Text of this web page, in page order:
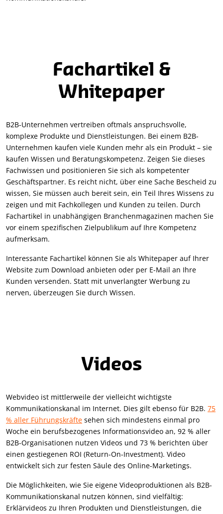
Fachartikel &
Whitepaper
B2B-Unternehmen vertreiben oftmals anspruchsvolle,
komplexe Produkte und Dienstleistungen. Bei einem B2B-
Unternehmen kaufen viele Kunden mehr als ein Produkt – sie
kaufen Wissen und Beratungskompetenz. Zeigen Sie dieses
Fachwissen und positionieren Sie sich als kompetenter
Geschäftspartner. Es reicht nicht, über eine Sache Bescheid zu
wissen, Sie müssen auch bereit sein, ein Teil Ihres Wissens zu
zeigen und mit Fachkollegen und Kunden zu teilen. Durch
Fachartikel in unabhängigen Branchenmagazinen machen Sie
vor einem spezifischen Zielpublikum auf Ihre Kompetenz
aufmerksam.
Interessante Fachartikel können Sie als Whitepaper auf Ihrer
Website zum Download anbieten oder per E-Mail an Ihre
Kunden versenden. Statt mit unverlangter Werbung zu
nerven, überzeugen Sie durch Wissen.
Videos
Webvideo ist mittlerweile der vielleicht wichtigste
Kommunikationskanal im Internet. Dies gilt ebenso für B2B. 75
% aller Führungskräfte sehen sich mindestens einmal pro
Woche ein berufsbezogenes Informationsvideo an, 92 % aller
B2B-Organisationen nutzen Videos und 73 % berichten über
einen gestiegenen ROI (Return-On-Investment). Video
entwickelt sich zur festen Säule des Online-Marketings.
Die Möglichkeiten, wie Sie eigene Videoproduktionen als B2B-
Kommunikationskanal nutzen können, sind vielfältig:
Erklärvideos zu Ihren Produkten und Dienstleistungen, die